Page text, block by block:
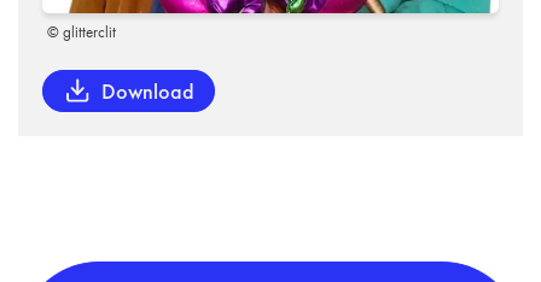
© glitterclit
Download